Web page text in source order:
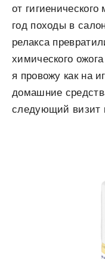
от
год походы в
релакса
химического
я провожу как на
домашние
следующий визит